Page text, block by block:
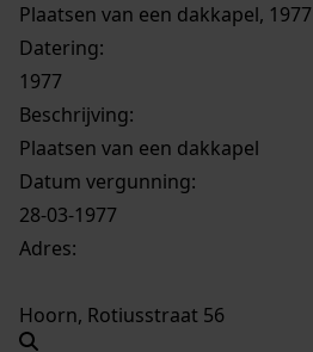
Plaatsen van een dakkapel, 1977
Datering:
1977
Beschrijving:
Plaatsen van een dakkapel
Datum vergunning:
28-03-1977
Adres:
Hoorn, Rotiusstraat 56